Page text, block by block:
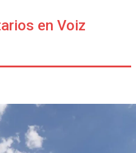
en Voiz